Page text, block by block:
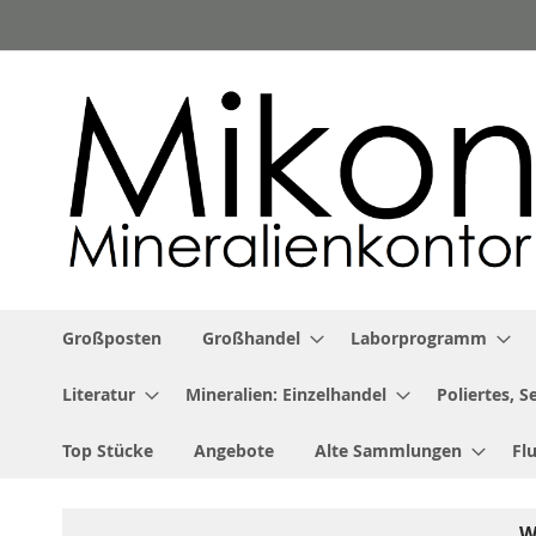
Inhalt
Großposten Großhandel Laborprogramm
Literatur Mineralien: Einzelhandel Poliertes,
Top Stücke Angebote Alte Sammlungen